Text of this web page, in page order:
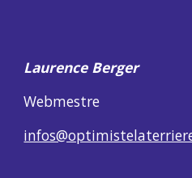
Laurence Berger
Webmestre